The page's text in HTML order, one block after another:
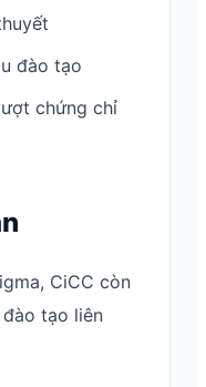
đào tạo
chứng chỉ
CiCC còn
tạo liên